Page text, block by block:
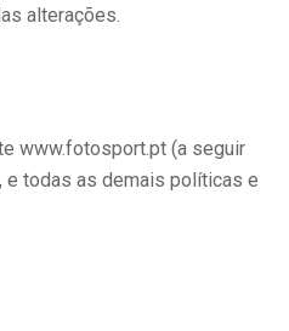
alterações.
www.fotosport.pt (a seguir
e todas as demais políticas e